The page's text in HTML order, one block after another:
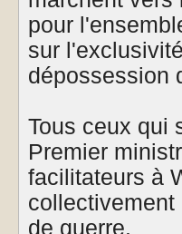
pour
sur
dépossession
Tous ceux qui
Premier
facilitateurs à
de guerre.